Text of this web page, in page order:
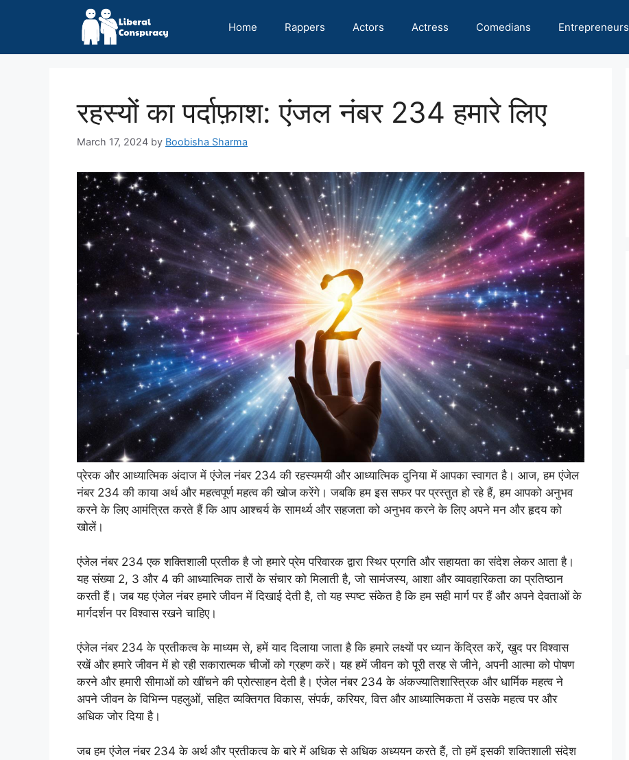
Home Rappers Actors Actress Comedians Entrepreneurs
रहस्यों का पर्दाफ़ाश: एंजल नंबर 234 हमारे लिए
March 17, 2024 by Boobisha Sharma
प्रेरक और आध्यात्मिक अंदाज में एंजेल नंबर 234 की रहस्यमयी और आध्यात्मिक दुनिया में आपका स्वागत है। आज, हम एंजेल
नंबर 234 की काया अर्थ और महत्वपूर्ण महत्व की खोज करेंगे। जबकि हम इस सफर पर प्रस्तुत हो रहे हैं, हम आपको अनुभव
करने के लिए आमंत्रित करते हैं कि आप आश्चर्य के सामर्थ्य और सहजता को अनुभव करने के लिए अपने मन और हृदय को
खोलें।
एंजेल नंबर 234 एक शक्तिशाली प्रतीक है जो हमारे प्रेम परिवारक द्वारा स्थिर प्रगति और सहायता का संदेश लेकर आता है।
यह संख्या 2, 3 और 4 की आध्यात्मिक तारों के संचार को मिलाती है, जो सामंजस्य, आशा और व्यावहारिकता का प्रतिष्ठान
करती हैं। जब यह एंजेल नंबर हमारे जीवन में दिखाई देती है, तो यह स्पष्ट संकेत है कि हम सही मार्ग पर हैं और अपने देवताओं के
मार्गदर्शन पर विश्वास रखने चाहिए।
एंजेल नंबर 234 के प्रतीकत्व के माध्यम से, हमें याद दिलाया जाता है कि हमारे लक्ष्यों पर ध्यान केंद्रित करें, खुद पर विश्वास
रखें और हमारे जीवन में हो रही सकारात्मक चीजों को ग्रहण करें। यह हमें जीवन को पूरी तरह से जीने, अपनी आत्मा को पोषण
करने और हमारी सीमाओं को खींचने की प्रोत्साहन देती है। एंजेल नंबर 234 के अंकज्यातिशास्त्रिक और धार्मिक महत्व ने
अपने जीवन के विभिन्न पहलुओं, सहित व्यक्तिगत विकास, संपर्क, करियर, वित्त और आध्यात्मिकता में उसके महत्व पर और
अधिक जोर दिया है।
जब हम एंजेल नंबर 234 के अर्थ और प्रतीकत्व के बारे में अधिक से अधिक अध्ययन करते हैं, तो हमें इसकी शक्तिशाली संदेश